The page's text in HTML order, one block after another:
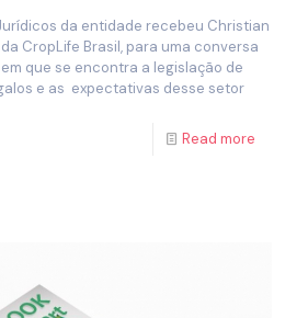
da entidade recebeu Christian
CropLife Brasil, para uma conversa
que se encontra a legislação de
e as expectativas desse setor
Read more